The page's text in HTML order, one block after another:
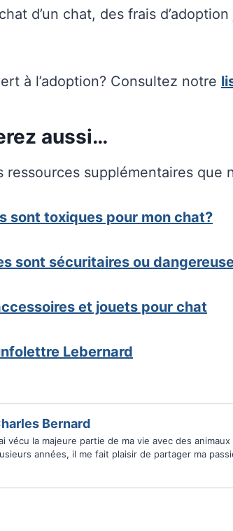
d’un chat, des frais
à l’adoption? Consultez notre
aussi…
ressources supplémentaires que
sont toxiques pour mon chat?
sont sécuritaires ou
et jouets pour chat
Lebernard
Bernard
vécu la majeure partie de ma vie avec des
années, il me fait plaisir de partager ma